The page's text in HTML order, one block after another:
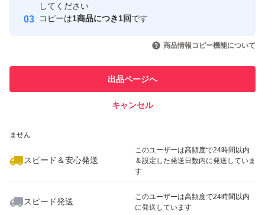
取引実績
引を完了させた実績があります
での取引実績があります
ません
スピード＆安心発送
このユーザーは高頻度で24時間以内
＆設定した発送日数内に発送していま
す
スピード発送
このユーザーは高頻度で24時間以内
に発送しています
してください
コピーは1商品につき1回です
商品情報コピー機能について
出品ページへ
キャンセル
1,000